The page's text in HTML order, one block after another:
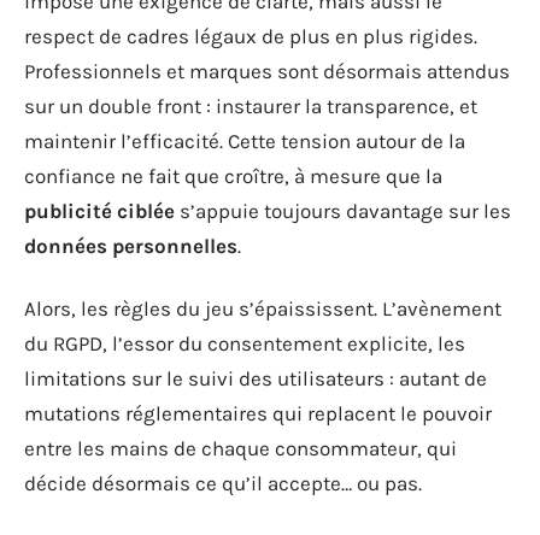
respect de cadres légaux de plus en plus rigides.
Professionnels et marques sont désormais attendus
sur un double front : instaurer la transparence, et
maintenir l’efficacité. Cette tension autour de la
confiance ne fait que croître, à mesure que la
publicité ciblée s’appuie toujours davantage sur les
données personnelles.
Alors, les règles du jeu s’épaississent. L’avènement
du RGPD, l’essor du consentement explicite, les
limitations sur le suivi des utilisateurs : autant de
mutations réglementaires qui replacent le pouvoir
entre les mains de chaque consommateur, qui
décide désormais ce qu’il accepte… ou pas.